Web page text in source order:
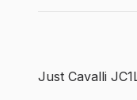
Just Cavalli